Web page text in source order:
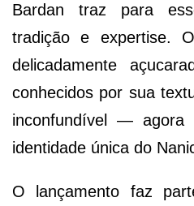
Bardan traz para
tradição e expertise.
delicadamente
conhecidos por sua
inconfundível — agora
identidade única do
O lançamento faz